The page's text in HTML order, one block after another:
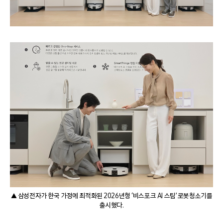
▲ 삼성전자가 한국 가정에 최적화된 2026년형 ‘비스포크 AI 스팀’ 로봇청소기를
출시했다.